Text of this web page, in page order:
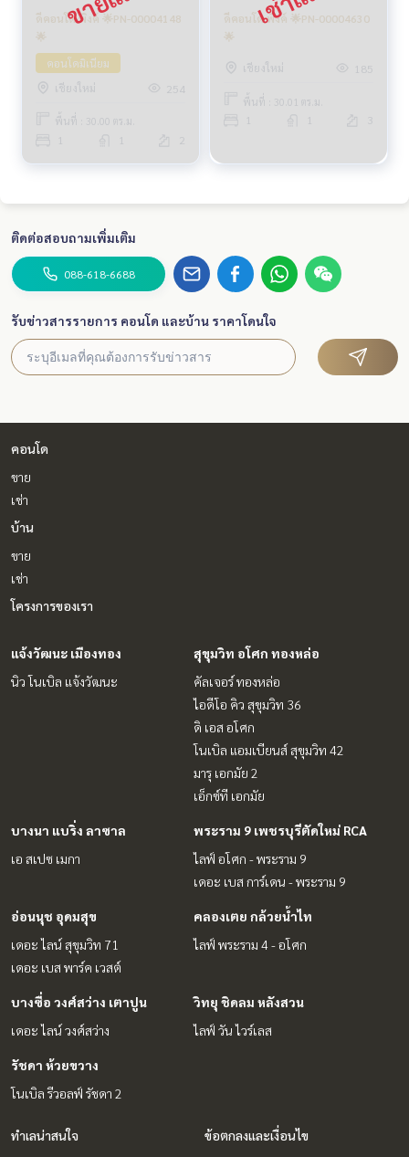
ดีคอนโด พิงค์ 🌟PN-00004148
🌟
คอนโดมิเนียม
เชียงใหม่
254
พื้นที่ : 30.00 ตร.ม.
ดีคอนโด พิงค์ 🌟PN-00004630
🌟
เชียงใหม่ 185
พื้นที่ : 30.01 ตร.ม.
ติดต่อสอบถามเพิ่มเติม
088-618-6688
รับข่าวสารรายการ คอนโด และบ้าน ราคาโดนใจ
คอนโด
ขาย
เช่า
บ้าน
ขาย
เช่า
โครงการของเรา
แจ้งวัฒนะ เมืองทอง
นิว โนเบิล แจ้งวัฒนะ
สุขุมวิท อโศก ทองหล่อ
คัลเจอร์ ทองหล่อ
ไอดีโอ คิว สุขุมวิท 36
ดิ เอส อโศก
โนเบิล แอมเบียนส์ สุขุมวิท 42
มารุ เอกมัย 2
เอ็กซ์ที เอกมัย
บางนา แบริ่ง ลาซาล
เอ สเปซ เมกา
พระราม 9 เพชรบุรีตัดใหม่ RCA
ไลฟ์ อโศก - พระราม 9
เดอะ เบส การ์เดน - พระราม 9
อ่อนนุช อุดมสุข
เดอะ ไลน์ สุขุมวิท 71
เดอะ เบส พาร์ค เวสต์
คลองเตย กล้วยน้ำไท
ไลฟ์ พระราม 4 - อโศก
บางซื่อ วงศ์สว่าง เตาปูน
เดอะ ไลน์ วงศ์สว่าง
วิทยุ ชิดลม หลังสวน
ไลฟ์ วัน ไวร์เลส
รัชดา ห้วยขวาง
โนเบิล รีวอลฟ์ รัชดา 2
ทำเลน่าสนใจ
ข้อตกลงและเงื่อนไข